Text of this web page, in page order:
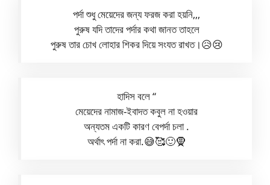
পর্দা শুধু মেয়েদের জন্য ফরজ করা হয়নি,,,
পুরুষ যদি তাদের পর্দার কথা জানত তাহলে
পুরুষ তার চোখ লোহার শিকর দিয়ে সংযত রাখত।😥😢
হাদিস বলে “
মেয়েদের নামাজ-ইবাদত কবুল না হওয়ার
অন্যতম একটি কারণ বেপর্দা চলা .
অর্থাৎ পর্দা না করা.😅🥰🙂🧕